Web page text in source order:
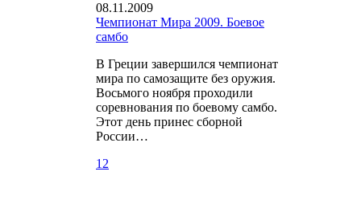
08.11.2009
Чемпионат Мира 2009. Боевое
самбо
В Греции завершился чемпионат
мира по самозащите без оружия.
Восьмого ноября проходили
соревнования по боевому самбо.
Этот день принес сборной
России…
12